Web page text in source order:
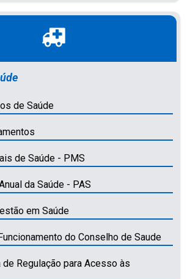
de Saúde
de Saúde - PMS
da Saúde - PAS
em Saúde
do Conselho de Saude
Regulação para Acesso às